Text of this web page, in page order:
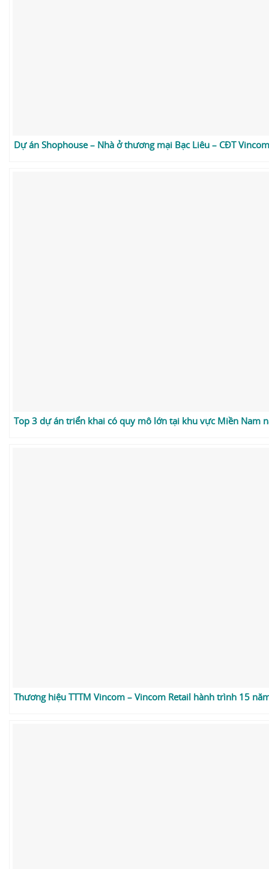
Dự án Shophouse – Nhà ở thương mại Bạc Liêu – CĐT
Top 3 dự án triển khai có quy mô lớn tại khu vực Miền Nam
Thương hiệu TTTM Vincom – Vincom Retail hành trình 15